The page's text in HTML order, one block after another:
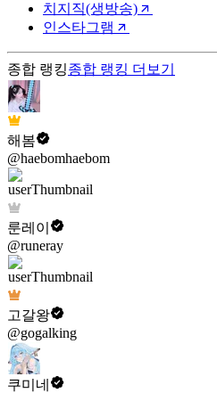
치지직(생방송)
인스타그램
종합 랭킹종합 랭킹 더보기
해봄
@haebomhaebom
룬레이
@runeray
고갈왕
@gogalking
쿠미네